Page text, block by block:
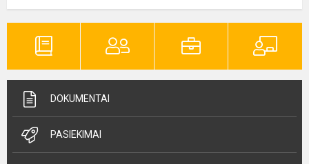
DOKUMENTAI
PASIEKIMAI